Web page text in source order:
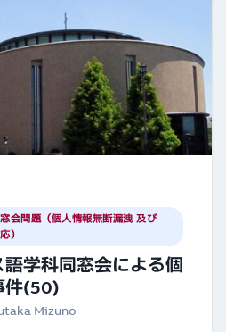
会問題（個人情報無断漏洩 及び
）
学科同窓会による個
件(50)
Mizuno